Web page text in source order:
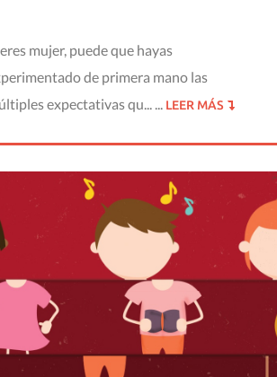
mujer, puede que hayas
de primera mano las
expectativas qu... ...
LEER MÁS